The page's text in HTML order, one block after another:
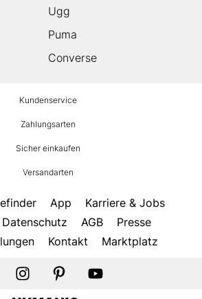
Ugg
Puma
Converse
Kundenservice
Zahlungsarten
Sicher einkaufen
Versandarten
App
Karriere & Jobs
Datenschutz AGB
Presse
Kontakt Marktplatz